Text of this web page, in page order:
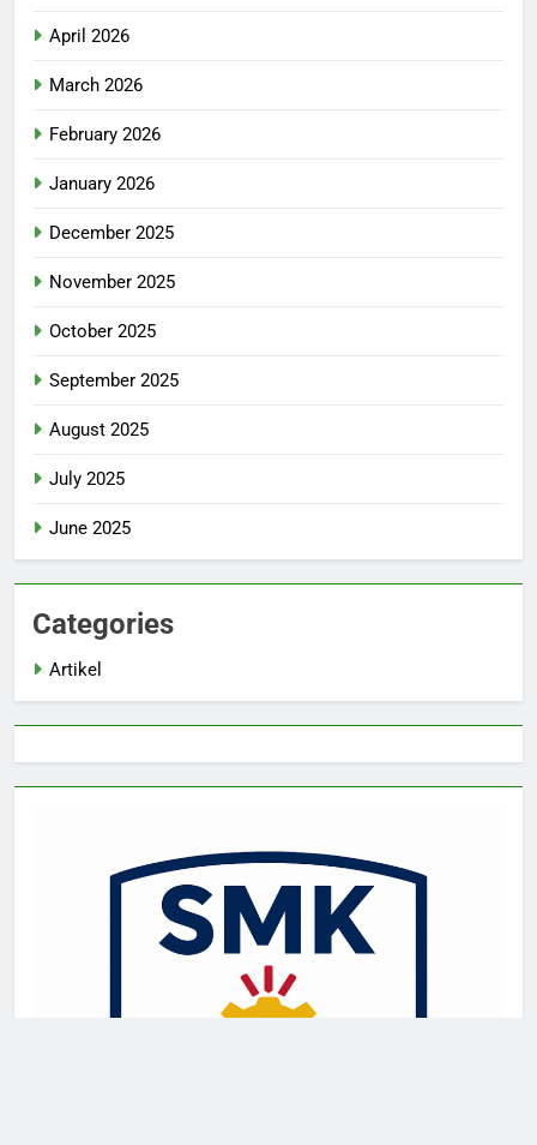
April 2026
March 2026
February 2026
January 2026
December 2025
November 2025
October 2025
September 2025
August 2025
July 2025
June 2025
Categories
Artikel